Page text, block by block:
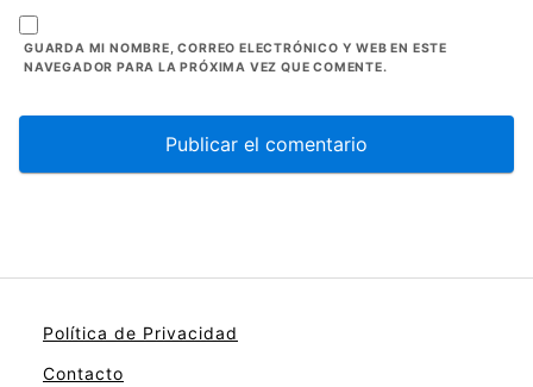
GUARDA MI NOMBRE, CORREO ELECTRÓNICO Y WEB EN ESTE
NAVEGADOR PARA LA PRÓXIMA VEZ QUE COMENTE.
Política de Privacidad
Contacto